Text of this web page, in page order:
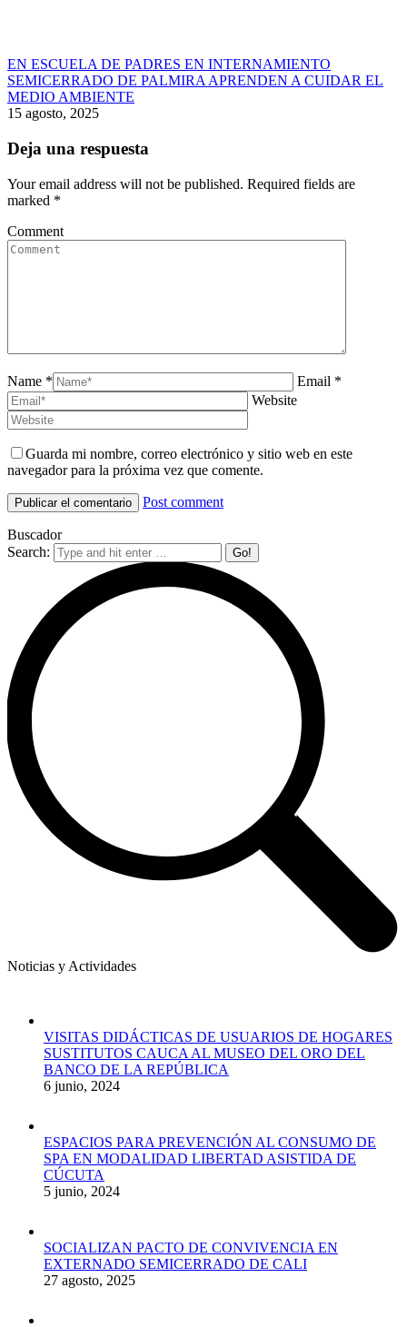
EN ESCUELA DE PADRES EN INTERNAMIENTO
SEMICERRADO DE PALMIRA APRENDEN A CUIDAR EL
MEDIO AMBIENTE
15 agosto, 2025
Deja una respuesta
Your email address will not be published. Required fields are
marked *
Comment
Name *
Email *
Website
Guarda mi nombre, correo electrónico y sitio web en este
navegador para la próxima vez que comente.
Post comment
Buscador
Search:
Noticias y Actividades
VISITAS DIDÁCTICAS DE USUARIOS DE HOGARES
SUSTITUTOS CAUCA AL MUSEO DEL ORO DEL
BANCO DE LA REPÚBLICA
6 junio, 2024
ESPACIOS PARA PREVENCIÓN AL CONSUMO DE
SPA EN MODALIDAD LIBERTAD ASISTIDA DE
CÚCUTA
5 junio, 2024
SOCIALIZAN PACTO DE CONVIVENCIA EN
EXTERNADO SEMICERRADO DE CALI
27 agosto, 2025